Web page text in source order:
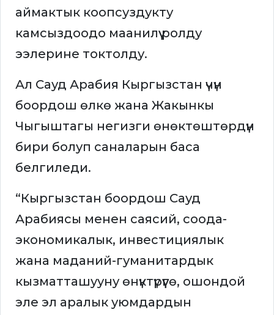
аймактык коопсуздукту
камсыздоодо маанилүү ролду
ээлерине токтолду.
Ал Сауд Арабия Кыргызстан үчүн
боордош өлкө жана Жакынкы
Чыгыштагы негизги өнөктөштөрдүн
бири болуп саналарын баса
белгиледи.
“Кыргызстан боордош Сауд
Арабиясы менен саясий, соода-
экономикалык, инвестициялык
жана маданий-гуманитардык
кызматташууну өнүктүрүүгө, ошондой
эле эл аралык уюмдардын